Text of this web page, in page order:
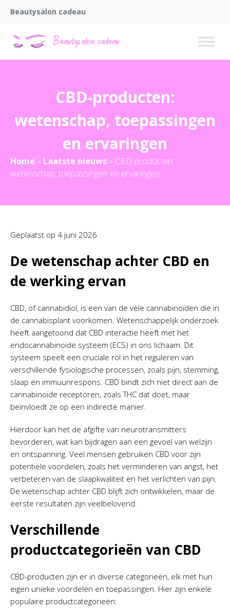
Beautysalon cadeau
CBD-producten:
wetenschap, toepassingen
en ervaringen
Home » Laatste nieuws » CBD-producten:
wetenschap, toepassingen en ervaringen
Geplaatst op 4 juni 2026
De wetenschap achter CBD en
de werking ervan
CBD, of cannabidiol, is een van de vele cannabinoïden die in
de cannabisplant voorkomen. Wetenschappelijk onderzoek
heeft aangetoond dat CBD interactie heeft met het
endocannabinoïde systeem (ECS) in ons lichaam. Dit
systeem speelt een cruciale rol in het reguleren van
verschillende fysiologische processen, zoals pijn, stemming,
slaap en immuunrespons. CBD bindt zich niet direct aan de
cannabinoïde receptoren, zoals THC dat doet, maar
beïnvloedt ze op een indirecte manier.
Hierdoor kan het de afgifte van neurotransmitters
bevorderen, wat kan bijdragen aan een gevoel van welzijn
en ontspanning. Veel mensen gebruiken CBD voor zijn
potentiële voordelen, zoals het verminderen van angst, het
verbeteren van de slaapkwaliteit en het verlichten van pijn.
De wetenschap achter CBD blijft zich ontwikkelen, maar de
eerste resultaten zijn veelbelovend.
Verschillende
productcategorieën van CBD
CBD-producten zijn er in diverse categorieën, elk met hun
eigen unieke voordelen en toepassingen. Hier zijn enkele
populaire productcategorieën: